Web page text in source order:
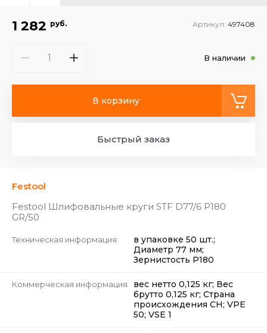
Festool
Festool Шлифовальные круги STF D77/6 P180
GR/50
Техническая информация
в упаковке 50 шт.;
Диаметр 77 мм;
Зернистость P180
Коммерческая информация
вес нетто 0,125 кг; Вес
брутто 0,125 кг; Страна
происхождения CH; VPE
50; VSE 1
1 282 руб. Артикул: 497408
В наличии
В корзину
Быстрый заказ